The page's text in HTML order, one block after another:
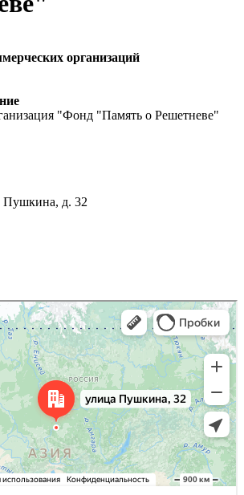
организаций
"Фонд "Память о Решетневе"
Пушкина, д. 32